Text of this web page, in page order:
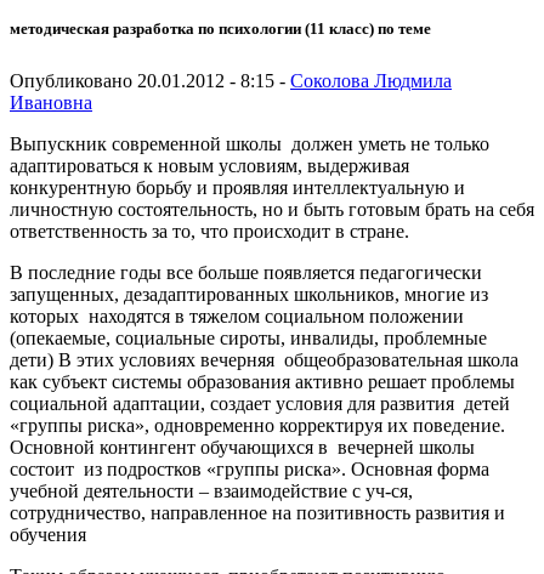
методическая разработка по психологии (11 класс) по теме
Опубликовано 20.01.2012 - 8:15 - Соколова Людмила
Ивановна
Выпускник современной школы должен уметь не только
адаптироваться к новым условиям, выдерживая
конкурентную борьбу и проявляя интеллектуальную и
личностную состоятельность, но и быть готовым брать на себя
ответственность за то, что происходит в стране.
В последние годы все больше появляется педагогически
запущенных, дезадаптированных школьников, многие из
которых находятся в тяжелом социальном положении
(опекаемые, социальные сироты, инвалиды, проблемные
дети) В этих условиях вечерняя общеобразовательная школа
как субъект системы образования активно решает проблемы
социальной адаптации, создает условия для развития детей
«группы риска», одновременно корректируя их поведение.
Основной контингент обучающихся в вечерней школы
состоит из подростков «группы риска». Основная форма
учебной деятельности – взаимодействие с уч-ся,
сотрудничество, направленное на позитивность развития и
обучения